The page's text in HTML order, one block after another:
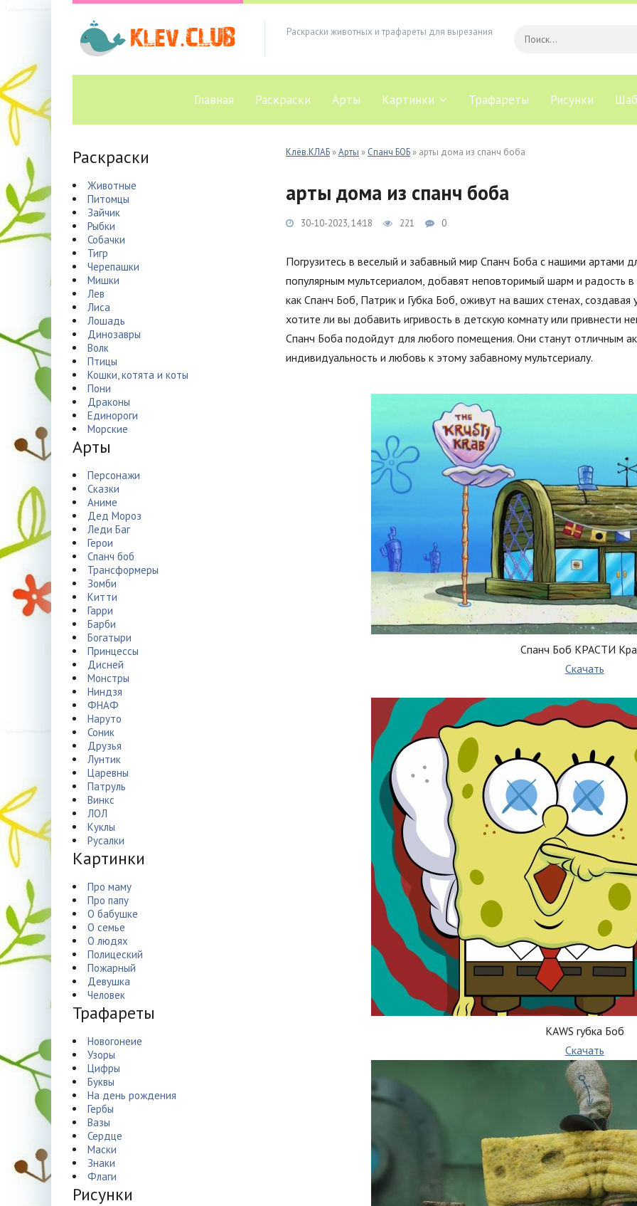
Раскраски животных и трафареты для вырезания
Главная Раскраски Арты Картинки Трафареты Рисунки
Клёв.КЛАБ »Арты » Спанч БОБ » арты дома из спанч боба
арты дома из спанч боба
30-10-2023, 14:18 221 0
Погрузитесь в веселый и забавный мир Спанч Боба с нашими
популярным мультсериалом, добавят неповторимый шарм и радость
как Спанч Боб, Патрик и Губка Боб, оживут на ваших стенах,
хотите ли вы добавить игривость в детскую комнату или привнести
Спанч Боба подойдут для любого помещения. Они станут отличным
индивидуальность и любовь к этому забавному мультсериалу.
Спанч Боб КРАСТИ
Скачать
KAWS губка Боб
Скачать
Раскраски
Животные
Питомцы
Зайчик
Рыбки
Собачки
Тигр
Черепашки
Мишки
Лев
Лиса
Лошадь
Динозавры
Волк
Птицы
Кошки, котята и коты
Пони
Драконы
Единороги
Морские
Арты
Персонажи
Сказки
Аниме
Дед Мороз
Леди Баг
Герои
Спанч боб
Трансформеры
Зомби
Китти
Гарри
Барби
Богатыри
Принцессы
Дисней
Монстры
Ниндзя
ФНАФ
Наруто
Соник
Друзья
Лунтик
Царевны
Патруль
Винкс
ЛОЛ
Куклы
Русалки
Картинки
Про маму
Про папу
О бабушке
О семье
О людях
Полицеский
Пожарный
Девушка
Человек
Трафареты
Новогонеие
Узоры
Цифры
Буквы
На день рождения
Гербы
Вазы
Сердце
Маски
Знаки
Флаги
Рисунки